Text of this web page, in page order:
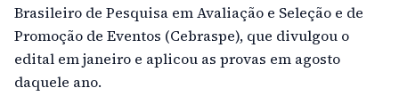
Brasileiro de Pesquisa em Avaliação e Seleção e de
Promoção de Eventos (Cebraspe), que divulgou o
edital em janeiro e aplicou as provas em agosto
daquele ano.